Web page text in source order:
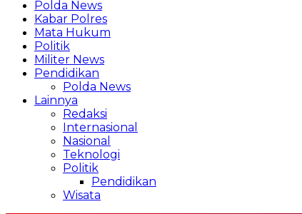
Polda News
Kabar Polres
Mata Hukum
Politik
Militer News
Pendidikan
Polda News
Lainnya
Redaksi
Internasional
Nasional
Teknologi
Politik
Pendidikan
Wisata